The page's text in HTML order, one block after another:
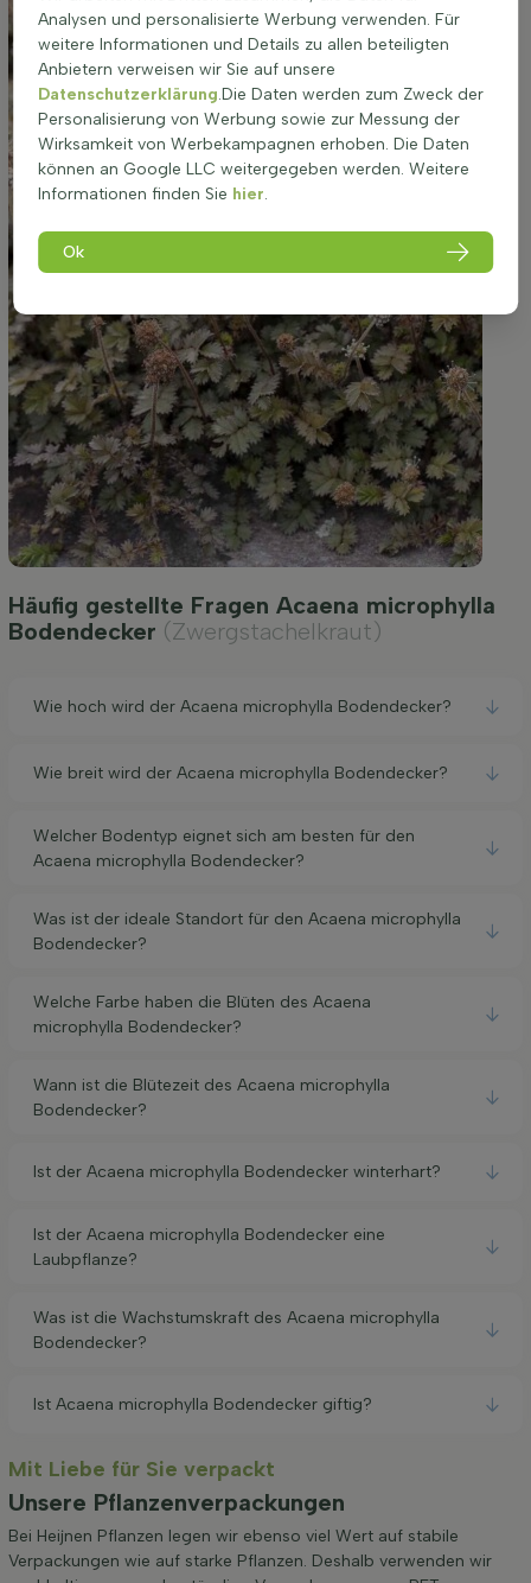
Häufig gestellte Fragen Acaena microphylla
Bodendecker (Zwergstachelkraut)
Wie hoch wird der Acaena microphylla Bodendecker?
Wie breit wird der Acaena microphylla Bodendecker?
Welcher Bodentyp eignet sich am besten für den
Acaena microphylla Bodendecker?
Was ist der ideale Standort für den Acaena microphylla
Bodendecker?
Welche Farbe haben die Blüten des Acaena
microphylla Bodendecker?
Wann ist die Blütezeit des Acaena microphylla
Bodendecker?
Ist der Acaena microphylla Bodendecker winterhart?
Ist der Acaena microphylla Bodendecker eine
Laubpflanze?
Was ist die Wachstumskraft des Acaena microphylla
Bodendecker?
Ist Acaena microphylla Bodendecker giftig?
Mit Liebe für Sie verpackt
Unsere Pflanzenverpackungen
Bei Heijnen Pflanzen legen wir ebenso viel Wert auf stabile
Verpackungen wie auf starke Pflanzen. Deshalb verwenden wir
Analysen und personalisierte Werbung verwenden. Für
weitere Informationen und Details zu allen beteiligten
Anbietern verweisen wir Sie auf unsere
Datenschutzerklärung.Die Daten werden zum Zweck der
Personalisierung von Werbung sowie zur Messung der
Wirksamkeit von Werbekampagnen erhoben. Die Daten
können an Google LLC weitergegeben werden. Weitere
Informationen finden Sie hier.
Ok